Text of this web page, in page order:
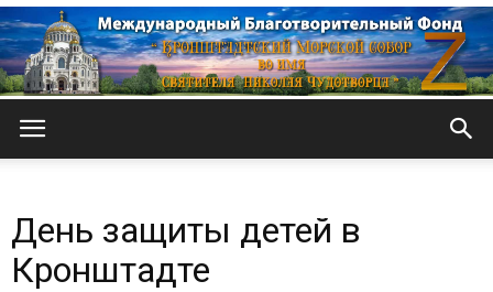
Морской
День защиты детей в
Кронштадте